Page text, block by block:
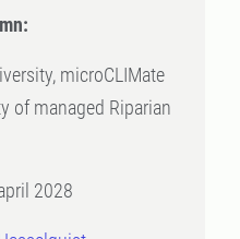
microCLIMate
of managed Riparian
2028